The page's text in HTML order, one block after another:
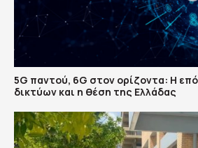
5G παντού, 6G στον ορίζοντα: Η
δικτύων και η θέση της Ελλάδας